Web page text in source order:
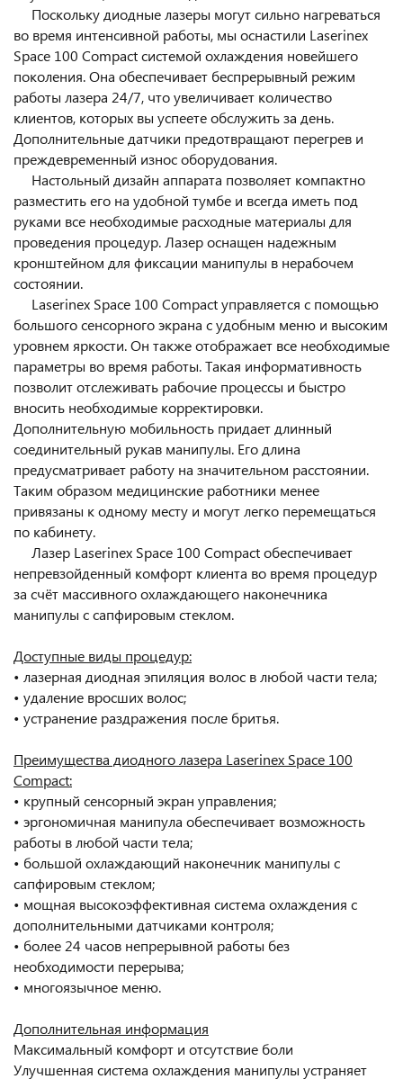
Поскольку диодные лазеры могут сильно нагреваться
во время интенсивной работы, мы оснастили Laserinex
Space 100 Compact системой охлаждения новейшего
поколения. Она обеспечивает беспрерывный режим
работы лазера 24/7, что увеличивает количество
клиентов, которых вы успеете обслужить за день.
Дополнительные датчики предотвращают перегрев и
преждевременный износ оборудования.
Настольный дизайн аппарата позволяет компактно
разместить его на удобной тумбе и всегда иметь под
руками все необходимые расходные материалы для
проведения процедур. Лазер оснащен надежным
кронштейном для фиксации манипулы в нерабочем
состоянии.
Laserinex Space 100 Compact управляется с помощью
большого сенсорного экрана с удобным меню и высоким
уровнем яркости. Он также отображает все необходимые
параметры во время работы. Такая информативность
позволит отслеживать рабочие процессы и быстро
вносить необходимые корректировки.
Дополнительную мобильность придает длинный
соединительный рукав манипулы. Его длина
предусматривает работу на значительном расстоянии.
Таким образом медицинские работники менее
привязаны к одному месту и могут легко перемещаться
по кабинету.
Лазер Laserinex Space 100 Compact обеспечивает
непревзойденный комфорт клиента во время процедур
за счёт массивного охлаждающего наконечника
манипулы с сапфировым стеклом.
Доступные виды процедур:
• лазерная диодная эпиляция волос в любой части тела;
• удаление вросших волос;
• устранение раздражения после бритья.
Преимущества диодного лазера Laserinex Space 100
Compact:
• крупный сенсорный экран управления;
• эргономичная манипула обеспечивает возможность
работы в любой части тела;
• большой охлаждающий наконечник манипулы с
сапфировым стеклом;
• мощная высокоэффективная система охлаждения с
дополнительными датчиками контроля;
• более 24 часов непрерывной работы без
необходимости перерыва;
• многоязычное меню.
Дополнительная информация
Максимальный комфорт и отсутствие боли
Улучшенная система охлаждения манипулы устраняет